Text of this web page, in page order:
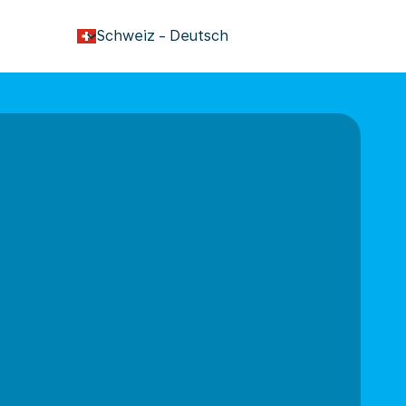
Schweiz - Deutsch
keyboard_arrow_down